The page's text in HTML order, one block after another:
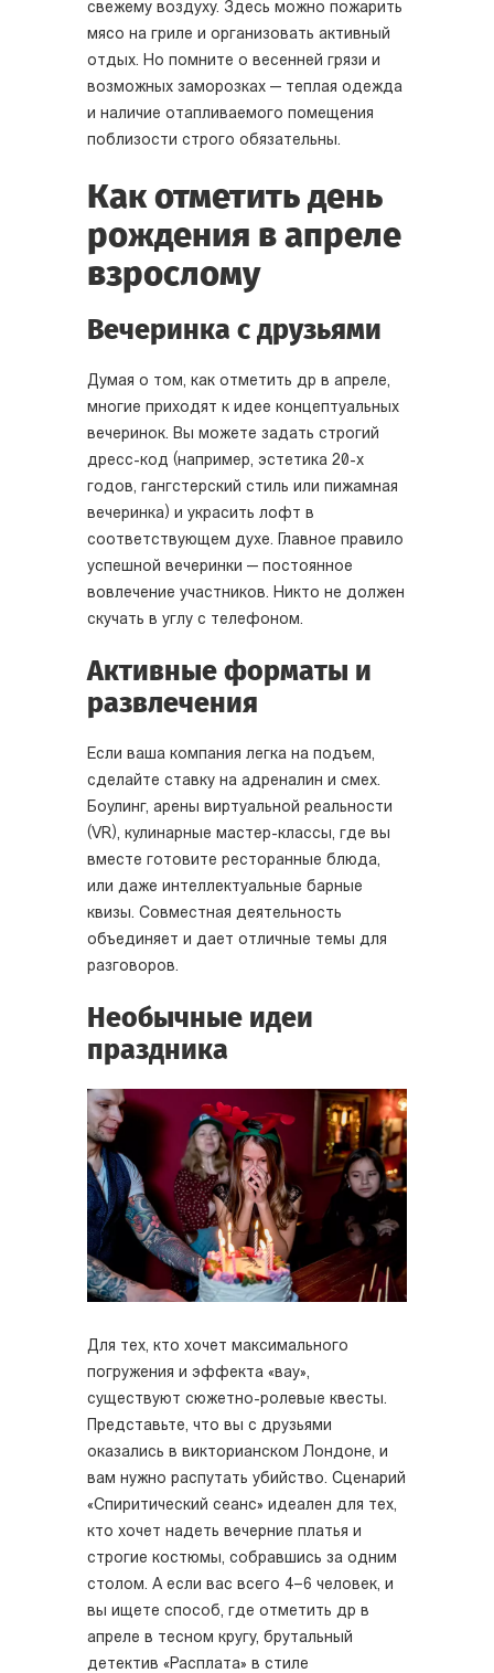
свежему воздуху. Здесь можно пожарить
мясо на гриле и организовать активный
отдых. Но помните о весенней грязи и
возможных заморозках — теплая одежда
и наличие отапливаемого помещения
поблизости строго обязательны.
Как отметить день
рождения в апреле
взрослому
Вечеринка с друзьями
Думая о том, как отметить др в апреле,
многие приходят к идее концептуальных
вечеринок. Вы можете задать строгий
дресс-код (например, эстетика 20-х
годов, гангстерский стиль или пижамная
вечеринка) и украсить лофт в
соответствующем духе. Главное правило
успешной вечеринки — постоянное
вовлечение участников. Никто не должен
скучать в углу с телефоном.
Активные форматы и
развлечения
Если ваша компания легка на подъем,
сделайте ставку на адреналин и смех.
Боулинг, арены виртуальной реальности
(VR), кулинарные мастер-классы, где вы
вместе готовите ресторанные блюда,
или даже интеллектуальные барные
квизы. Совместная деятельность
объединяет и дает отличные темы для
разговоров.
Необычные идеи
праздника
Для тех, кто хочет максимального
погружения и эффекта «вау»,
существуют сюжетно-ролевые квесты.
Представьте, что вы с друзьями
оказались в викторианском Лондоне, и
вам нужно распутать убийство. Сценарий
«Спиритический сеанс» идеален для тех,
кто хочет надеть вечерние платья и
строгие костюмы, собравшись за одним
столом. А если вас всего 4–6 человек, и
вы ищете способ, где отметить др в
апреле в тесном кругу, брутальный
детектив «Расплата» в стиле